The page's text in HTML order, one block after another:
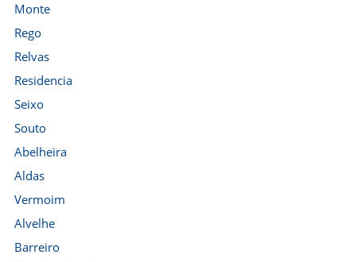
Monte
Rego
Relvas
Residencia
Seixo
Souto
Abelheira
Aldas
Vermoim
Alvelhe
Barreiro